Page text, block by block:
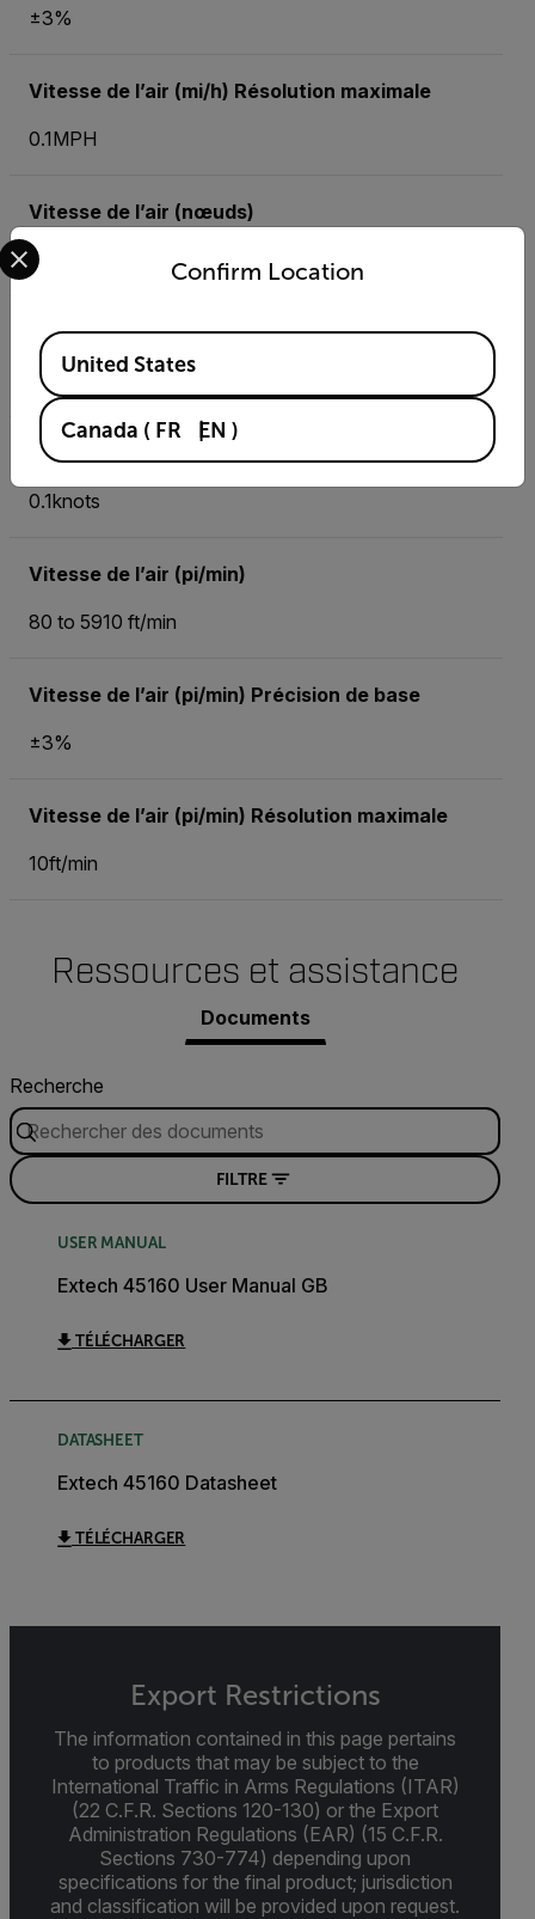
±3%
Vitesse de l’air (mi/h) Résolution maximale
0.1MPH
Vitesse de l’air (nœuds)
0.8 to 58.3 knots
Vitesse de l’air (nœuds) Précision de base
±3%
Vitesse de l’air (nœuds) Résolution maximale
0.1knots
Vitesse de l’air (pi/min)
80 to 5910 ft/min
Vitesse de l’air (pi/min) Précision de base
±3%
Vitesse de l’air (pi/min) Résolution maximale
10ft/min
Ressources et assistance
Documents
Recherche
FILTRE
USER MANUAL
Extech 45160 User Manual GB
TÉLÉCHARGER
DATASHEET
Extech 45160 Datasheet
TÉLÉCHARGER
Export Restrictions
The information contained in this page pertains
to products that may be subject to the
International Traffic in Arms Regulations (ITAR)
(22 C.F.R. Sections 120-130) or the Export
Administration Regulations (EAR) (15 C.F.R.
Sections 730-774) depending upon
specifications for the final product; jurisdiction
and classification will be provided upon request.
Confirm Location
Select your preferred country and language from the
Available Locations
United States
Canada ( FR EN )